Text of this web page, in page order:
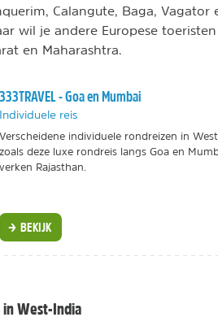
Calangute, Baga,
wil je andere Europese
en Maharashtra.
333TRAVEL - Goa en Mumbai
Individuele reis
Verscheidene individuele rondreizen in
zoals deze luxe rondreis langs Goa en
verken Rajasthan.
BEKIJK
in West-India